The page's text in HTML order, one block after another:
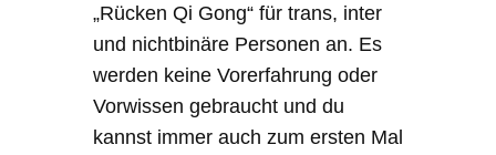
„Rücken Qi Gong“ für trans, inter
und nichtbinäre Personen an. Es
werden keine Vorerfahrung oder
Vorwissen gebraucht und du
kannst immer auch zum ersten Mal